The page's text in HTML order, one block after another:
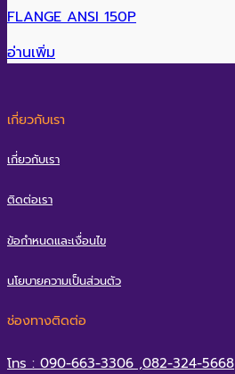
FLANGE ANSI 150P
อ่านเพิ่ม
เกี่ยวกับเรา
เกี่ยวกับเรา
ติดต่อเรา
ข้อกำหนดและเงื่อนไข
นโยบายความเป็นส่วนตัว
ช่องทางติดต่อ
โทร : 090-663-3306 ,082-324-5668